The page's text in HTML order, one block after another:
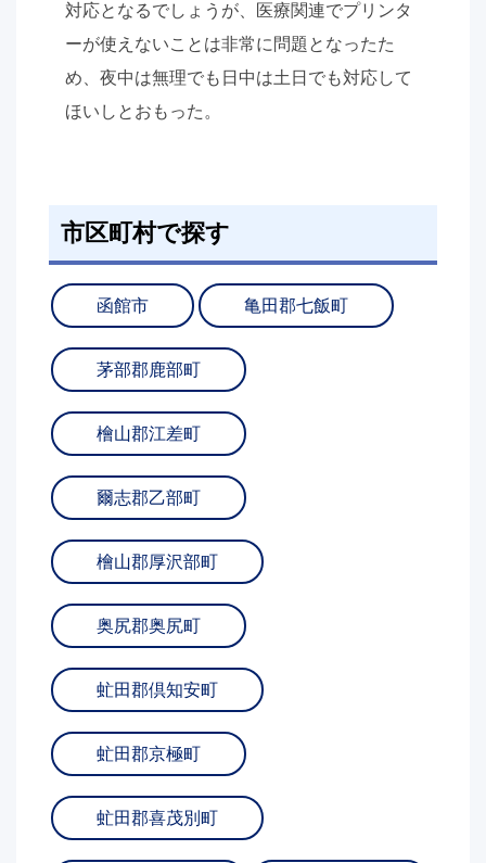
対応となるでしょうが、医療関連でプリンタ
ーが使えないことは非常に問題となったた
め、夜中は無理でも日中は土日でも対応して
ほいしとおもった。
市区町村で探す
函館市 亀田郡七飯町
茅部郡鹿部町
檜山郡江差町
爾志郡乙部町
檜山郡厚沢部町
奥尻郡奥尻町
虻田郡倶知安町
虻田郡京極町
虻田郡喜茂別町